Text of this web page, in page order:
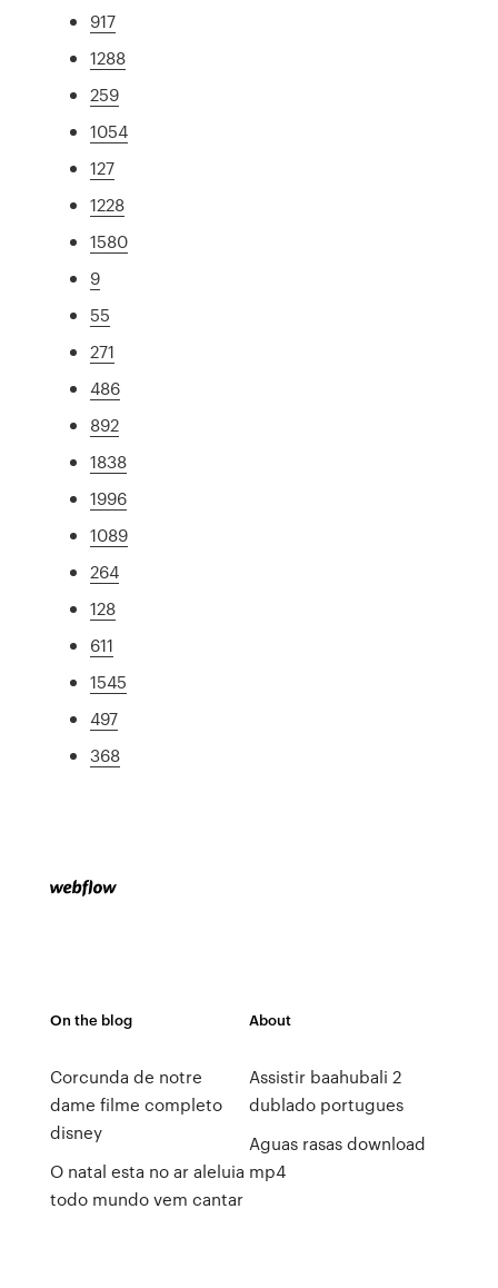
917
1288
259
1054
127
1228
1580
9
55
271
486
892
1838
1996
1089
264
128
611
1545
497
368
On the blog
Corcunda de notre
dame filme completo
disney
O natal esta no ar aleluia
todo mundo vem cantar
About
Assistir baahubali 2
dublado portugues
Aguas rasas download
mp4